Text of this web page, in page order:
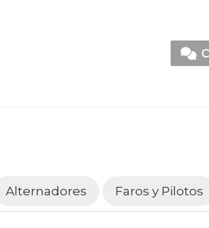
Alternadores Faros y Pilotos